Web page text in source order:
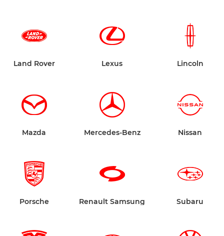
Land Rover Lexus Lincoln
Mazda Mercedes-Benz Nissan
Porsche Renault Samsung Subaru